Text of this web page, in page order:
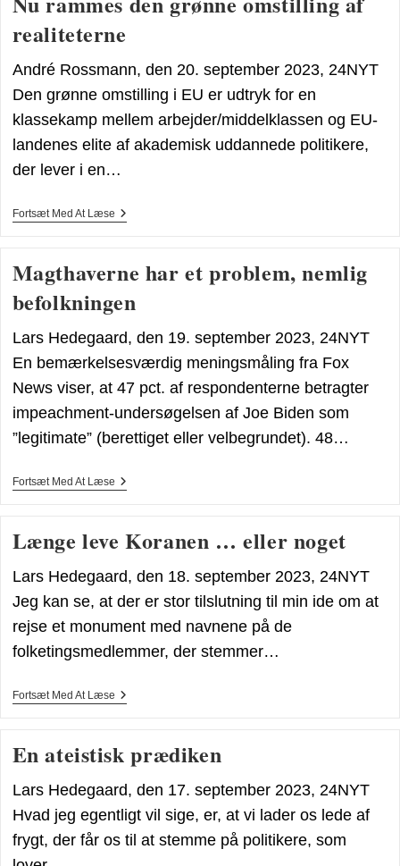
Rom
realiteterne
André Rossmann, den 20. september 2023, 24NYT
Den grønne omstilling i EU er udtryk for en
klassekamp mellem arbejder/middelklassen og EU-
landenes elite af akademisk uddannede politikere,
der lever i en…
Fortsæt Med At LæseNu
Omstilling
Af
Realiteterne
Magthaverne har et problem, nemlig
befolkningen
Lars Hedegaard, den 19. september 2023, 24NYT
En bemærkelsesværdig meningsmåling fra Fox
News viser, at 47 pct. af respondenterne betragter
impeachment-undersøgelsen af Joe Biden som
”legitimate” (berettiget eller velbegrundet). 48…
Fortsæt Med At LæseMagthaverne
Nemlig
Befolkningen
Længe leve Koranen … eller noget
Lars Hedegaard, den 18. september 2023, 24NYT
Jeg kan se, at der er stor tilslutning til min ide om at
rejse et monument med navnene på de
folketingsmedlemmer, der stemmer…
Fortsæt Med At LæseLænge
Eller
Noget
En ateistisk prædiken
Lars Hedegaard, den 17. september 2023, 24NYT
Hvad jeg egentligt vil sige, er, at vi lader os lede af
frygt, der får os til at stemme på politikere, som